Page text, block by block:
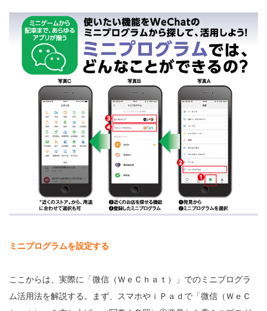
ミニプログラムを設定する
ここからは、実際に「微信（ＷｅＣｈａｔ）」でのミニプログラ
ム活用法を解説する。まず、スマホやｉＰａｄで「微信（ＷｅＣ